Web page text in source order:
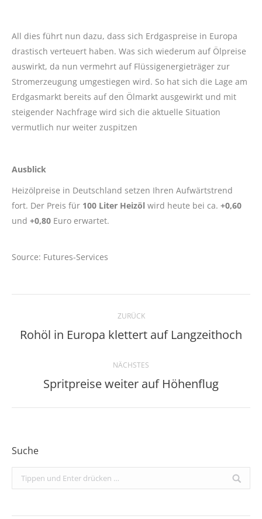
All dies führt nun dazu, dass sich Erdgaspreise in Europa
drastisch verteuert haben. Was sich wiederum auf Ölpreise
auswirkt, da nun vermehrt auf Flüssigenergieträger zur
Stromerzeugung umgestiegen wird. So hat sich die Lage am
Erdgasmarkt bereits auf den Ölmarkt ausgewirkt und mit
steigender Nachfrage wird sich die aktuelle Situation
vermutlich nur weiter zuspitzen
Ausblick
Heizölpreise in Deutschland setzen Ihren Aufwärtstrend
fort. Der Preis für 100 Liter Heizöl wird heute bei ca. +0,60
und +0,80 Euro erwartet.
Source: Futures-Services
Kommentarnavigation
ZURÜCK
Vorheriger
Rohöl in Europa klettert auf Langzeithoch
NÄCHSTES
Nächster
Spritpreise weiter auf Höhenflug
Suche
Search: